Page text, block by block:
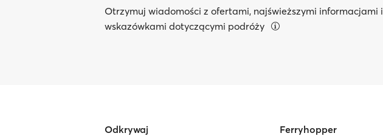
Otrzymuj wiadomości z ofertami, najświeższymi informacjami i
wskazówkami dotyczącymi podróży
Odkrywaj
Ferryhopper